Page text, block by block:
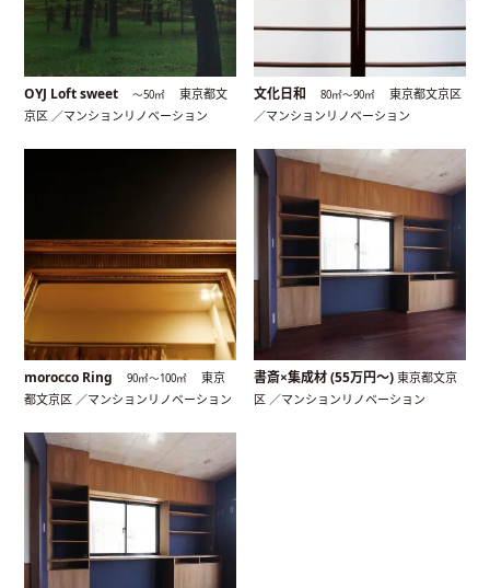
OYJ Loft sweet 〜50㎡
東京都文
京区 ／マンションリノベーション
文化日和 80㎡〜90㎡
東京都文京区
／マンションリノベーション
morocco Ring 90㎡〜100㎡
東京
都文京区 ／マンションリノベーション
書斎×集成材 (55万円〜)東京都文京
区 ／マンションリノベーション